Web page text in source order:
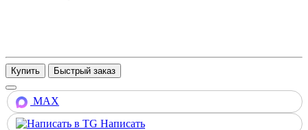
Купить
MAX
Написать